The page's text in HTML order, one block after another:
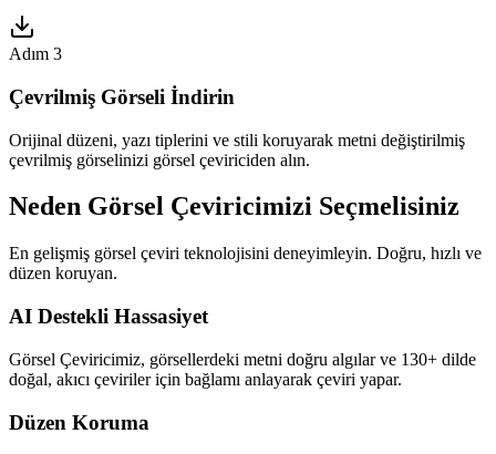
Adım 3
Çevrilmiş Görseli İndirin
Orijinal düzeni, yazı tiplerini ve stili koruyarak metni değiştirilmiş
çevrilmiş görselinizi görsel çeviriciden alın.
Neden Görsel Çeviricimizi Seçmelisiniz
En gelişmiş görsel çeviri teknolojisini deneyimleyin. Doğru, hızlı ve
düzen koruyan.
AI Destekli Hassasiyet
Görsel Çeviricimiz, görsellerdeki metni doğru algılar ve 130+ dilde
doğal, akıcı çeviriler için bağlamı anlayarak çeviri yapar.
Düzen Koruma